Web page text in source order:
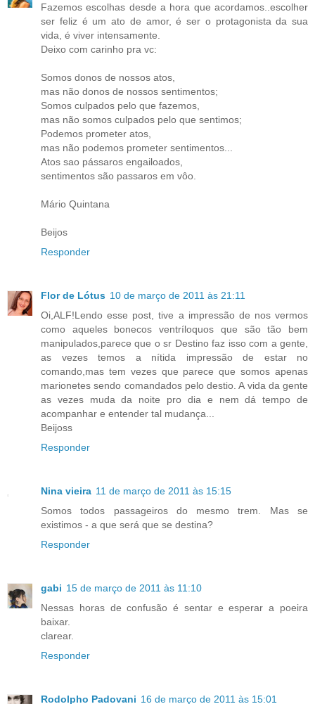
Fazemos escolhas desde a hora que acordamos..escolher
ser feliz é um ato de amor, é ser o protagonista da sua
vida, é viver intensamente.
Deixo com carinho pra vc:
Somos donos de nossos atos,
mas não donos de nossos sentimentos;
Somos culpados pelo que fazemos,
mas não somos culpados pelo que sentimos;
Podemos prometer atos,
mas não podemos prometer sentimentos...
Atos sao pássaros engailoados,
sentimentos são passaros em vôo.
Mário Quintana
Beijos
Responder
Flor de Lótus 10 de março de 2011 às 21:11
Oi,ALF!Lendo esse post, tive a impressão de nos vermos
como aqueles bonecos ventríloquos que são tão bem
manipulados,parece que o sr Destino faz isso com a gente,
as vezes temos a nítida impressão de estar no
comando,mas tem vezes que parece que somos apenas
marionetes sendo comandados pelo destio. A vida da gente
as vezes muda da noite pro dia e nem dá tempo de
acompanhar e entender tal mudança...
Beijoss
Responder
Nina vieira 11 de março de 2011 às 15:15
Somos todos passageiros do mesmo trem. Mas se
existimos - a que será que se destina?
Responder
gabi 15 de março de 2011 às 11:10
Nessas horas de confusão é sentar e esperar a poeira
baixar.
clarear.
Responder
Rodolpho Padovani 16 de março de 2011 às 15:01